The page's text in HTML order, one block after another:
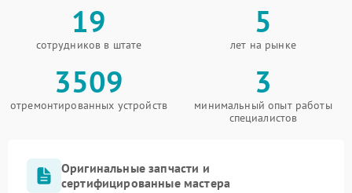
19
сотрудников в штате
5
лет на рынке
3509
отремонтированных устройств
3
минимальный опыт работы
специалистов
Оригинальные запчасти и
сертифицированные мастера